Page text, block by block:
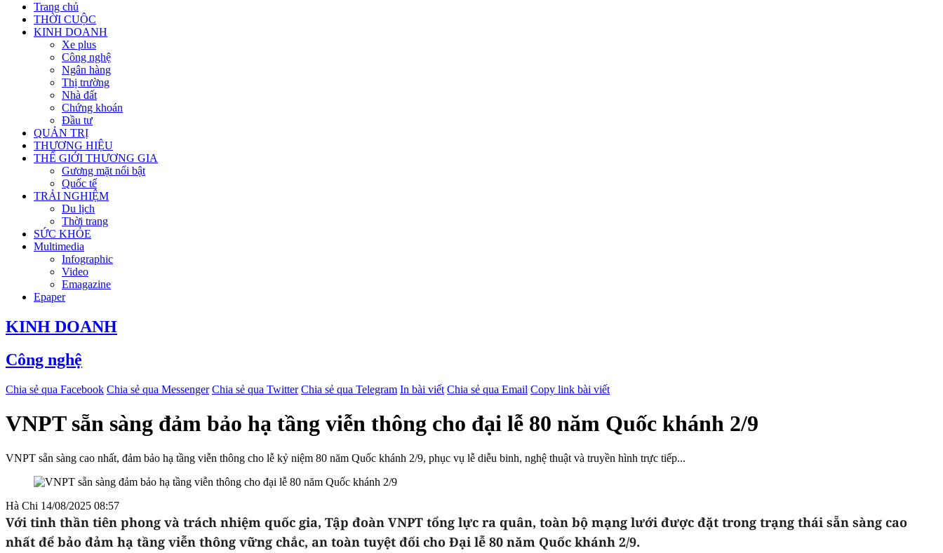
Trang chủ
THỜI CUỘC
KINH DOANH
Xe plus
Công nghệ
Ngân hàng
Thị trường
Nhà đất
Chứng khoán
Đầu tư
QUẢN TRỊ
THƯƠNG HIỆU
THẾ GIỚI THƯƠNG GIA
Gương mặt nổi bật
Quốc tế
TRẢI NGHIỆM
Du lịch
Thời trang
SỨC KHỎE
Multimedia
Infographic
Video
Emagazine
Epaper
KINH DOANH
Công nghệ
Chia sẻ qua Facebook Chia sẻ qua Messenger Chia sẻ qua Twitter Chia sẻ qua Telegram In bài viết Chia sẻ qua Email Copy link bài viết
VNPT sẵn sàng đảm bảo hạ tầng viễn thông cho đại lễ 80 năm Quốc khánh 2/9
VNPT sẵn sàng cao nhất, đảm bảo hạ tầng viễn thông cho lễ kỷ niệm 80 năm Quốc khánh 2/9, phục vụ lễ diễu binh, nghệ thuật và truyền hình trực tiếp...
Hà Chi 14/08/2025 08:57
Với tinh thần tiên phong và trách nhiệm quốc gia, Tập đoàn VNPT tổng lực ra quân, toàn bộ mạng lưới được đặt trong trạng thái sẵn sàng cao
nhất để bảo đảm hạ tầng viễn thông vững chắc, an toàn tuyệt đối cho Đại lễ 80 năm Quốc khánh 2/9.